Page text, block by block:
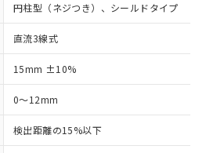
円柱型（ネジつき）、シールドタイプ
直流3線式
15mm ±10%
0～12mm
検出距離の15%以下